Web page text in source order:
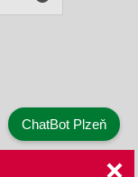
ChatBot Plzeň